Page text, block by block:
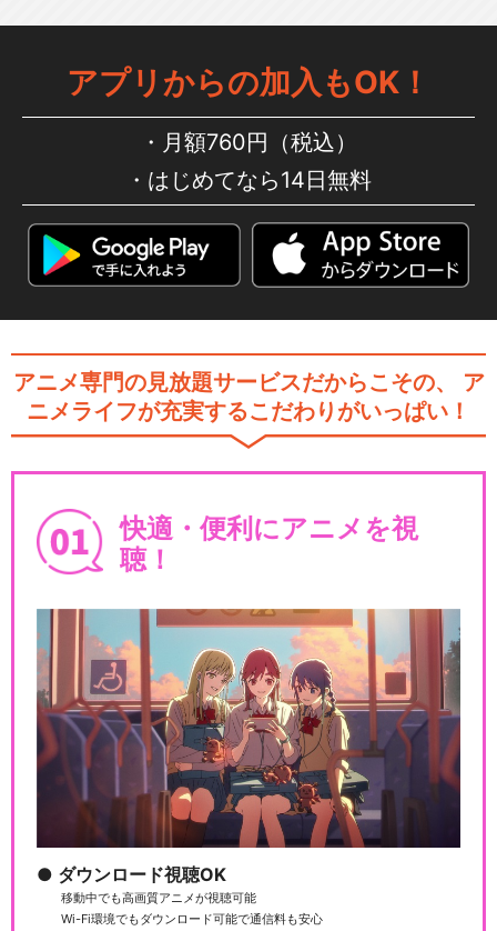
アプリからの加入もOK！
月額760円（税込）
はじめてなら14日無料
アニメ専門の見放題サービスだからこその、
ア
ニメライフが充実するこだわりがいっぱい！
快適・便利にアニメを視
聴！
ダウンロード視聴OK
移動中でも高画質アニメが視聴可能
Wi-Fi環境でもダウンロード可能で通信料も安心